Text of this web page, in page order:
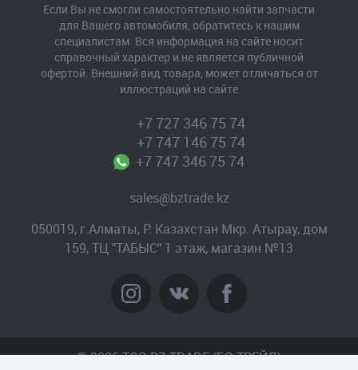
+7 727 346 75 74
+7 747 146 75 74
+7 747 346 75 74
sales@bztrade.kz
050019, г.Алматы, Р. Казахстан Мкр. Атырау, дом
159, ТЦ "ТАБЫС" 1 этаж, магазин №13
Если Вы не смогли самостоятельно найти запчасти
для Вашего автомобиля, обратитесь к нашим
специалистам. Вся информация на сайте носит
справочный характер и не является публичной
офертой. Внешний вид товара, может отличаться от
иллюстраций на сайте
© 2026 TOO BZ-TRADE (БЗ-ТРЕЙД)